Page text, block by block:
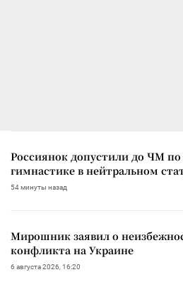
Россиянок допустили до ЧМ по
гимнастике в нейтральном
54 минуты назад
Мирошник заявил о
конфликта на Украине
6 августа 2026, 16:20